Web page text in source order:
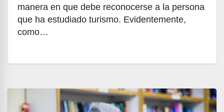
manera en que debe reconocerse a la persona
que ha estudiado turismo. Evidentemente,
como…